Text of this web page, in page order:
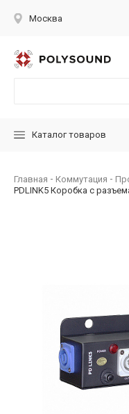
Москва
Каталог товаров
Главная Коммутация
PDLINK5 Коробка с